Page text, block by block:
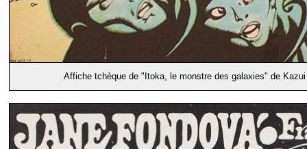
Affiche tchèque de "Itoka, le monstre des galaxies" de